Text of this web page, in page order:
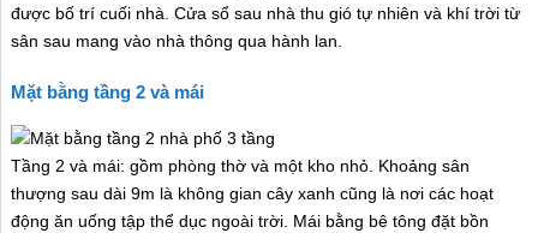
được bố trí cuối nhà. Cửa sổ sau nhà thu gió tự nhiên và khí trời từ
sân sau mang vào nhà thông qua hành lan.
Mặt bằng tầng 2 và mái
Tầng 2 và mái: gồm phòng thờ và một kho nhỏ. Khoảng sân
thượng sau dài 9m là không gian cây xanh cũng là nơi các hoạt
động ăn uống tập thể dục ngoài trời. Mái bằng bê tông đặt bồn